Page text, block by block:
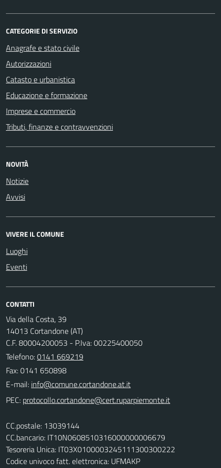
CATEGORIE DI SERVIZIO
Anagrafe e stato civile
Autorizzazioni
Catasto e urbanistica
Educazione e formazione
Imprese e commercio
Tributi, finanze e contravvenzioni
NOVITÀ
Notizie
Avvisi
VIVERE IL COMUNE
Luoghi
Eventi
CONTATTI
Via della Costa, 39
14013 Cortandone (AT)
C.F. 80004200053 - P.Iva: 00225400050
Telefono:0141 669219
Fax: 0141 650898
E-mail:
PEC:
CC.postale: 13039144
CC.bancario: IT10N0608510316000000006679
Tesoreria Unica: IT03X0100003245111300300222
Codice univoco fatt. elettronica: UFMAKP